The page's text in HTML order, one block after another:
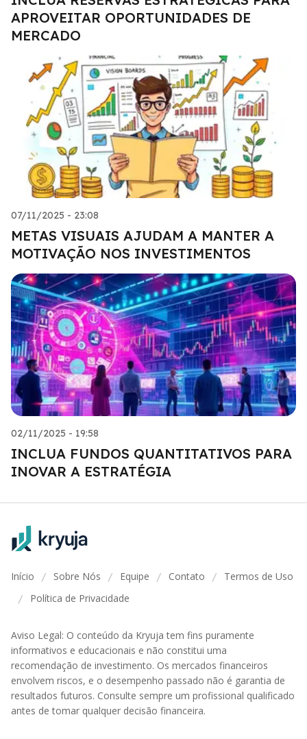
APROVEITAR OPORTUNIDADES DE
MERCADO
07/11/2025 - 23:08
METAS VISUAIS AJUDAM A MANTER A
MOTIVAÇÃO NOS INVESTIMENTOS
02/11/2025 - 19:58
INCLUA FUNDOS QUANTITATIVOS PARA
INOVAR A ESTRATÉGIA
Início / Sobre Nós / Equipe / Contato / Termos de Uso
/ Política de Privacidade
Aviso Legal: O conteúdo da Kryuja tem fins puramente
informativos e educacionais e não constitui uma
recomendação de investimento. Os mercados financeiros
envolvem riscos, e o desempenho passado não é garantia de
resultados futuros. Consulte sempre um profissional qualificado
antes de tomar qualquer decisão financeira.